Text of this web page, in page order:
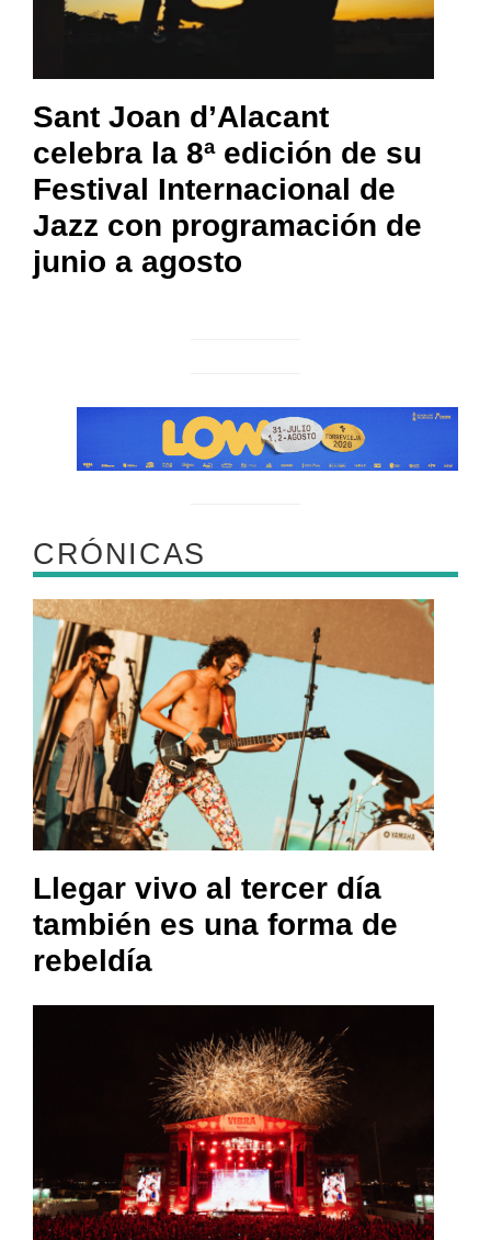
Sant Joan d’Alacant
celebra la 8ª edición de su
Festival Internacional de
Jazz con programación de
junio a agosto
CRÓNICAS
Llegar vivo al tercer día
también es una forma de
rebeldía